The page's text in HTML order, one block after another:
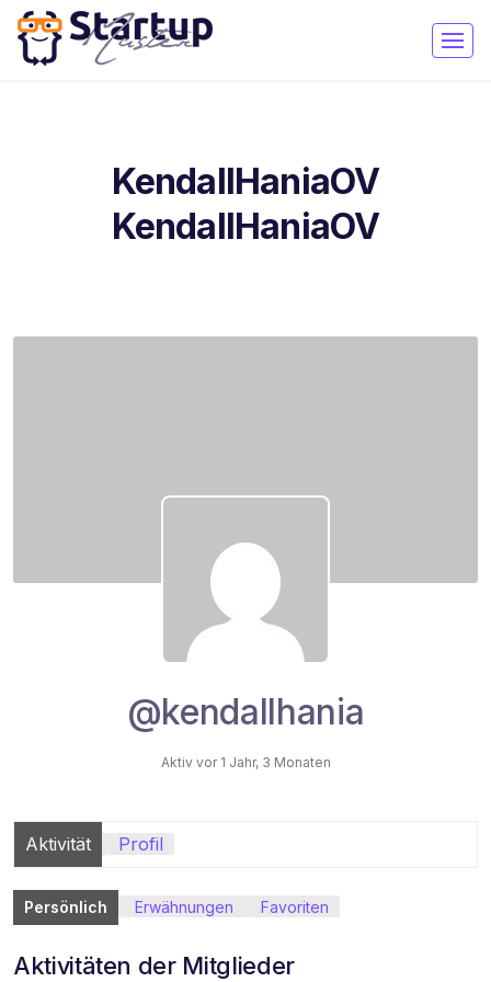
KendallHaniaOV
KendallHaniaOV
@kendallhania
Aktiv vor 1 Jahr, 3 Monaten
Aktivität Profil
Persönlich Erwähnungen Favoriten
Aktivitäten der Mitglieder